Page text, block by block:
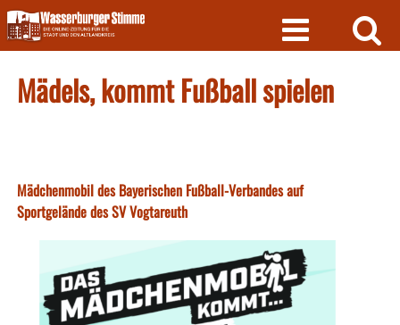
Skip
to
content
Mädels, kommt Fußball spielen
Mädchenmobil des Bayerischen Fußball-Verbandes auf
Sportgelände des SV Vogtareuth